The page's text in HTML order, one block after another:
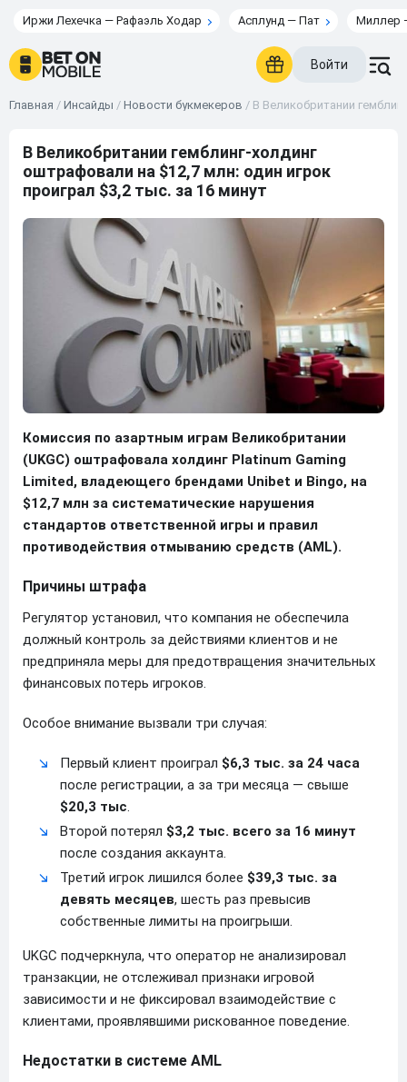
Иржи Лехечка — Рафаэль Ходар Асплунд — Пат Миллер
Войти
Главная / Инсайды / Новости букмекеров / В Великобритании
В Великобритании гемблинг-холдинг
оштрафовали на $12,7 млн: один игрок
проиграл $3,2 тыс. за 16 минут
Комиссия по азартным играм Великобритании
(UKGC) оштрафовала холдинг Platinum Gaming
Limited, владеющего брендами Unibet и Bingo, на
$12,7 млн за систематические нарушения
стандартов ответственной игры и правил
противодействия отмыванию средств (AML).
Причины штрафа
Регулятор установил, что компания не обеспечила
должный контроль за действиями клиентов и не
предприняла меры для предотвращения значительных
финансовых потерь игроков.
Особое внимание вызвали три случая:
Первый клиент проиграл $6,3 тыс. за 24 часа
после регистрации, а за три месяца — свыше
$20,3 тыс.
Второй потерял $3,2 тыс. всего за 16 минут
после создания аккаунта.
Третий игрок лишился более $39,3 тыс. за
девять месяцев, шесть раз превысив
собственные лимиты на проигрыши.
UKGC подчеркнула, что оператор не анализировал
транзакции, не отслеживал признаки игровой
зависимости и не фиксировал взаимодействие с
клиентами, проявлявшими рискованное поведение.
Недостатки в системе AML